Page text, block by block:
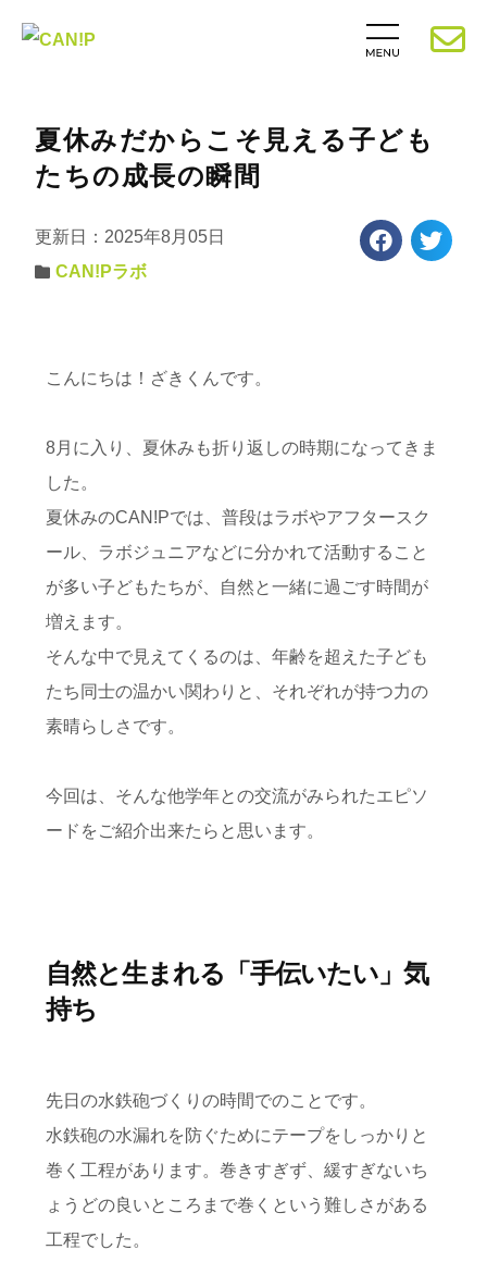
夏休みだからこそ見える子ども
たちの成長の瞬間
更新日：2025年8月05日
CAN!Pラボ
こんにちは！ざきくんです。
8月に入り、夏休みも折り返しの時期になってきま
した。
夏休みのCAN!Pでは、普段はラボやアフタースク
ール、ラボジュニアなどに分かれて活動すること
が多い子どもたちが、自然と一緒に過ごす時間が
増えます。
そんな中で見えてくるのは、年齢を超えた子ども
たち同士の温かい関わりと、それぞれが持つ力の
素晴らしさです。
今回は、そんな他学年との交流がみられたエピソ
ードをご紹介出来たらと思います。
自然と生まれる「手伝いたい」気
持ち
先日の水鉄砲づくりの時間でのことです。
水鉄砲の水漏れを防ぐためにテープをしっかりと
巻く工程があります。巻きすぎず、緩すぎないち
ょうどの良いところまで巻くという難しさがある
工程でした。